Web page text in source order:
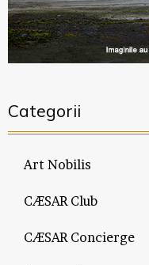
Categorii
Art Nobilis
CÆSAR Club
CÆSAR Concierge